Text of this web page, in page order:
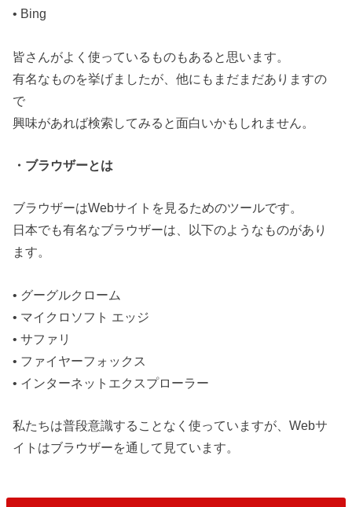
• Bing
皆さんがよく使っているものもあると思います。
有名なものを挙げましたが、他にもまだまだありますの
で
興味があれば検索してみると面白いかもしれません。
・ブラウザーとは
ブラウザーはWebサイトを見るためのツールです。
日本でも有名なブラウザーは、以下のようなものがあり
ます。
• グーグルクローム
• マイクロソフト エッジ
• サファリ
• ファイヤーフォックス
• インターネットエクスプローラー
私たちは普段意識することなく使っていますが、Webサ
イトはブラウザーを通して見ています。